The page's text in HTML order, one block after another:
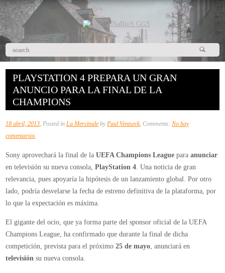
PLAYSTATION 4 PREPARA UN GRAN
ANUNCIO PARA LA FINAL DE LA
CHAMPIONS
18 abril, 2013, Posted inLa Mercinale byPaul Ventseck, Comments:No hay
comentariosen
4
prepara
un
gran
anuncio
para
la
final
de
Sony aprovechará la final de laUEFA Champions League paraanunciar
en televisión su nueva consola,PlayStation 4. Una noticia de gran
relevancia, pues apoyaría la hipótesis de un lanzamiento global. Por otro
lado, podría desvelarse la fecha de estreno definitiva de la plataforma, por
lo que la expectación es máxima.
El gigante del ocio, que ya forma parte del sponsor oficial de la UEFA
Champions League, ha confirmado que durante la final de dicha
competición, prevista para el próximo25 de mayo, anunciará en
televisiónsu nueva consola.